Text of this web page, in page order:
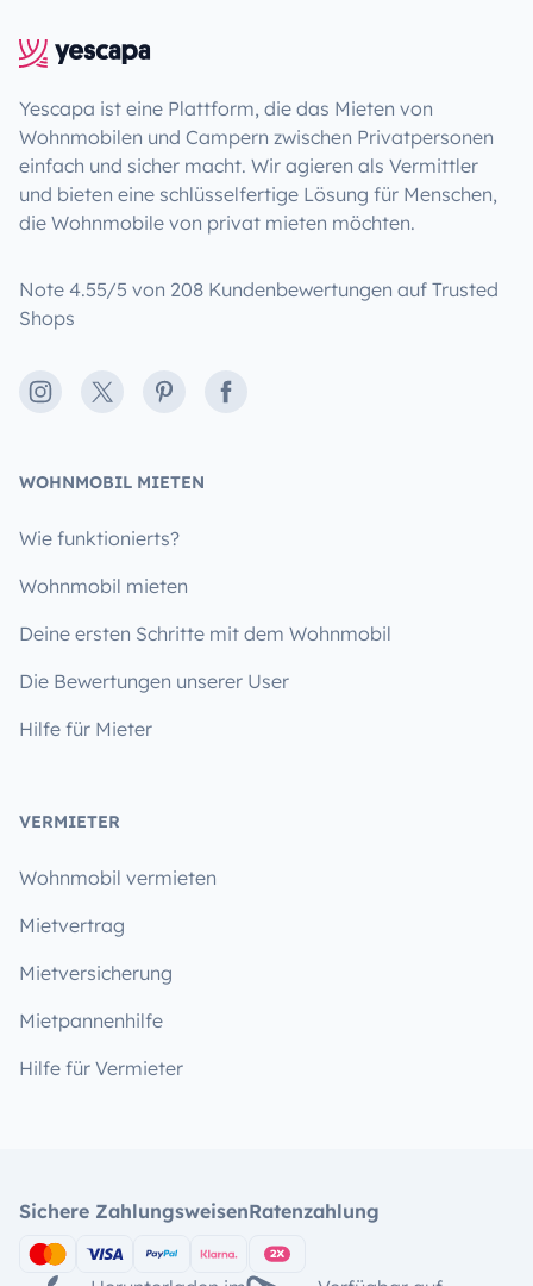
Yescapa ist eine Plattform, die das Mieten von
Wohnmobilen und Campern zwischen Privatpersonen
einfach und sicher macht. Wir agieren als Vermittler
und bieten eine schlüsselfertige Lösung für Menschen,
die Wohnmobile von privat mieten möchten.
Note 4.55/5 von 208 Kundenbewertungen auf Trusted
Shops
Instagram
X PinterestFacebook
WOHNMOBIL MIETEN
Wie funktionierts?
Wohnmobil mieten
Deine ersten Schritte mit dem Wohnmobil
Die Bewertungen unserer User
Hilfe für Mieter
VERMIETER
Wohnmobil vermieten
Mietvertrag
Mietversicherung
Mietpannenhilfe
Hilfe für Vermieter
Sichere ZahlungsweisenRatenzahlung